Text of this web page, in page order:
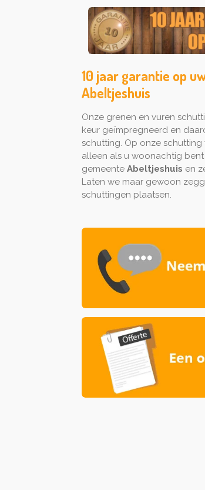
10 jaar garantie op
Abeltjeshuis
Onze grenen en vuren
keur geïmpregneerd en
schutting. Op onze schutting
alleen als u woonachtig
gemeente Abeltjeshuis en
Laten we maar gewoon
schuttingen plaatsen.